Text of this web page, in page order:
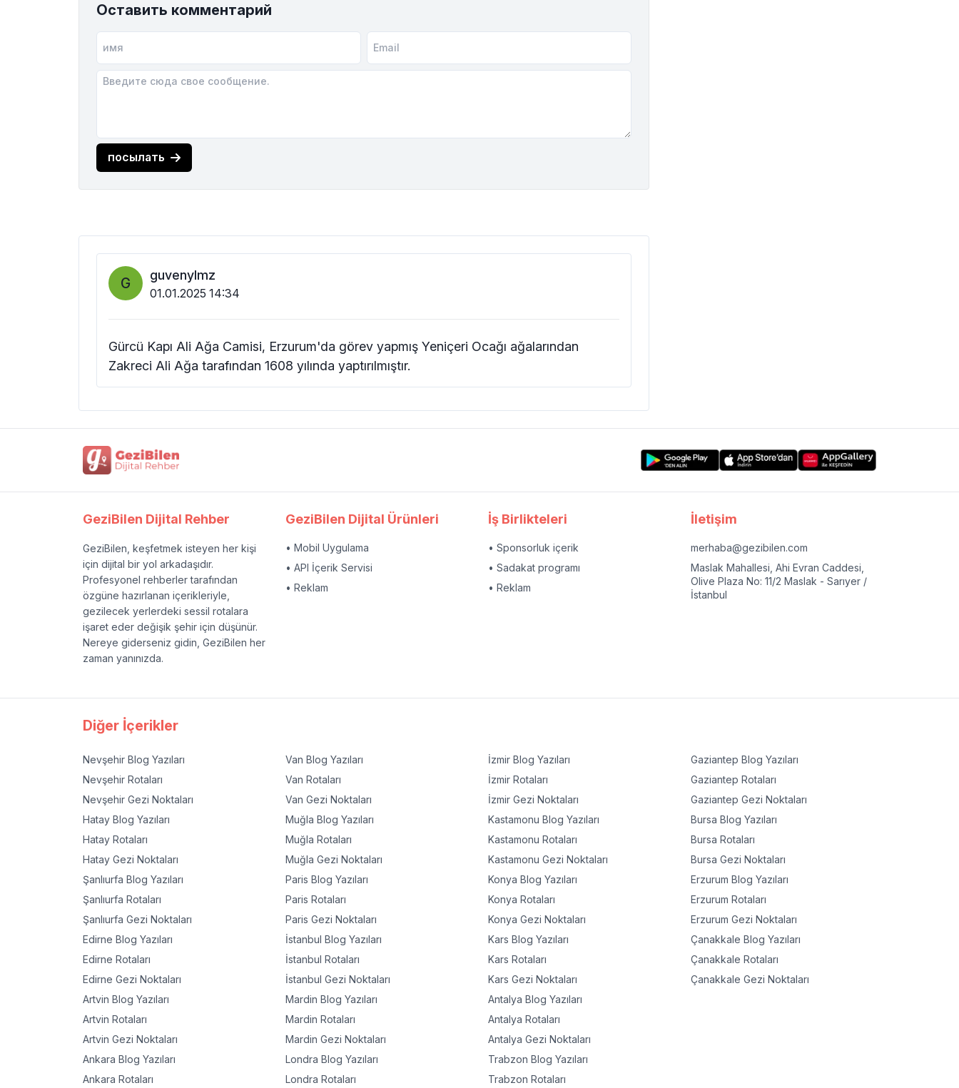
Оставить комментарий
посылать
G guvenylmz
01.01.2025 14:34
Gürcü Kapı Ali Ağa Camisi, Erzurum'da görev yapmış Yeniçeri Ocağı ağalarından
Zakreci Ali Ağa tarafından 1608 yılında yaptırılmıştır.
GeziBilen Dijital Rehber
GeziBilen, keşfetmek isteyen her kişi
için dijital bir yol arkadaşıdır.
Profesyonel rehberler tarafından
özgüne hazırlanan içerikleriyle,
gezilecek yerlerdeki sessil rotalara
işaret eder değişik şehir için düşünür.
Nereye giderseniz gidin, GeziBilen her
zaman yanınızda.
GeziBilen Dijital Ürünleri
• Mobil Uygulama
• API İçerik Servisi
• Reklam
İş Birlikteleri
• Sponsorluk içerik
• Sadakat programı
• Reklam
İletişim
merhaba@gezibilen.com
Maslak Mahallesi, Ahi Evran Caddesi,
Olive Plaza No: 11/2 Maslak - Sarıyer /
İstanbul
Diğer İçerikler
Nevşehir Blog Yazıları
Nevşehir Rotaları
Nevşehir Gezi Noktaları
Hatay Blog Yazıları
Hatay Rotaları
Hatay Gezi Noktaları
Şanlıurfa Blog Yazıları
Şanlıurfa Rotaları
Şanlıurfa Gezi Noktaları
Edirne Blog Yazıları
Edirne Rotaları
Edirne Gezi Noktaları
Artvin Blog Yazıları
Artvin Rotaları
Artvin Gezi Noktaları
Ankara Blog Yazıları
Ankara Rotaları
Van Blog Yazıları
Van Rotaları
Van Gezi Noktaları
Muğla Blog Yazıları
Muğla Rotaları
Muğla Gezi Noktaları
Paris Blog Yazıları
Paris Rotaları
Paris Gezi Noktaları
İstanbul Blog Yazıları
İstanbul Rotaları
İstanbul Gezi Noktaları
Mardin Blog Yazıları
Mardin Rotaları
Mardin Gezi Noktaları
Londra Blog Yazıları
Londra Rotaları
İzmir Blog Yazıları
İzmir Rotaları
İzmir Gezi Noktaları
Kastamonu Blog Yazıları
Kastamonu Rotaları
Kastamonu Gezi Noktaları
Konya Blog Yazıları
Konya Rotaları
Konya Gezi Noktaları
Kars Blog Yazıları
Kars Rotaları
Kars Gezi Noktaları
Antalya Blog Yazıları
Antalya Rotaları
Antalya Gezi Noktaları
Trabzon Blog Yazıları
Trabzon Rotaları
Gaziantep Blog Yazıları
Gaziantep Rotaları
Gaziantep Gezi Noktaları
Bursa Blog Yazıları
Bursa Rotaları
Bursa Gezi Noktaları
Erzurum Blog Yazıları
Erzurum Rotaları
Erzurum Gezi Noktaları
Çanakkale Blog Yazıları
Çanakkale Rotaları
Çanakkale Gezi Noktaları